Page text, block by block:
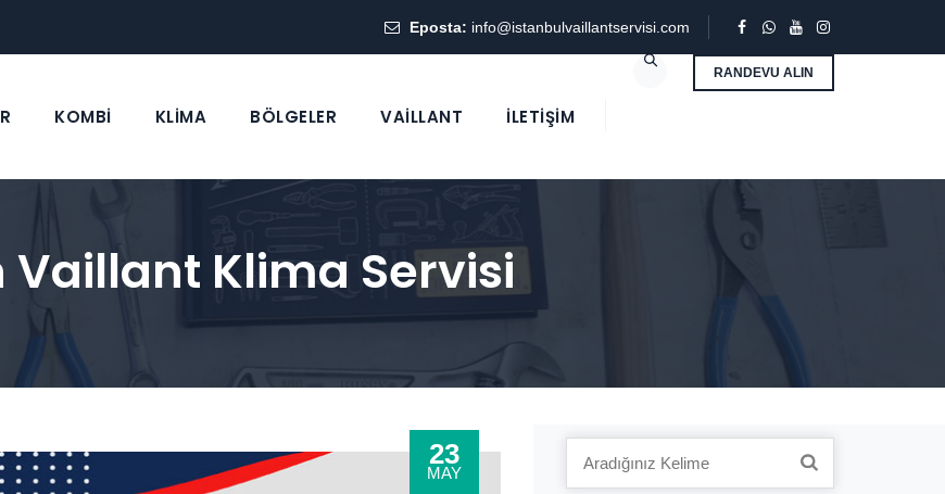
Eposta: info@istanbulvaillantservisi.com
RANDEVU ALIN
KOMBİ KLİMA BÖLGELER VAİLLANT İLETIŞIM
Vaillant Klima Servisi
23
MAY